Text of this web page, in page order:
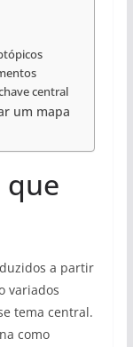
central
um mapa
que
a partir
variados
tema central.
como